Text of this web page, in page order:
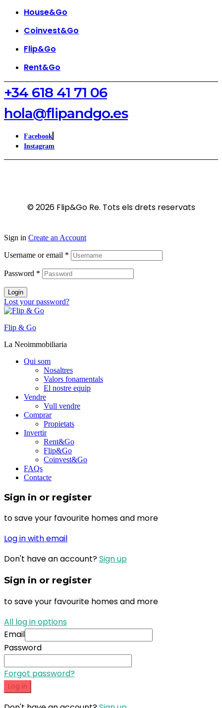
House&Go
Coinvest&Go
Flip&Go
Rent&Go
‪+34 618 41 71 06‬
hola@flipandgo.es
Facebook
Instagram
© 2026 Flip&Go Re. Tots els drets reservats
Sign in Create an Account
Username or email *
Password *
Login
Lost your password?
Flip & Go
La Neoimmobiliaria
Qui som
Nosaltres
Valors fonamentals
El nostre equip
Vendre
Vull vendre
Comprar
Propietats
Invertir
Rent&Go
Flip&Go
Coinvest&Go
FAQs
Contacte
Sign in or register
to save your favourite homes and more
Log in with email
Don't have an account?Sign up
Sign in or register
to save your favourite homes and more
All log in options
Email
Password
Forgot password?
Log in